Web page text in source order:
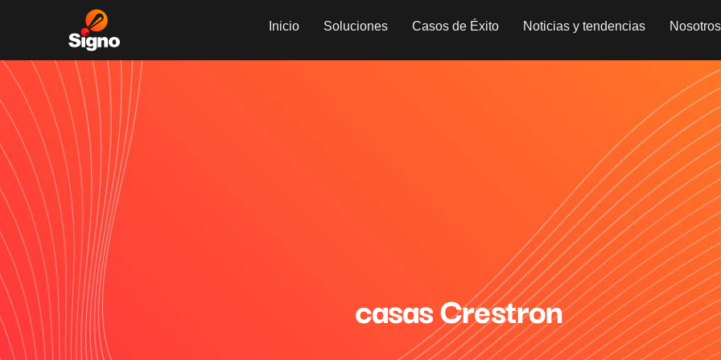
Inicio Soluciones Casos de Éxito Noticias y tendencias Nosotros
casas Crestron